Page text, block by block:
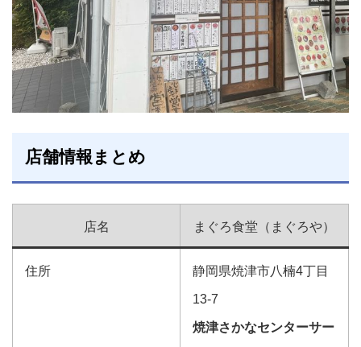
店舗情報まとめ
店名 まぐろ食堂（まぐろや）
住所 静岡県焼津市八楠4丁目
13-7
焼津さかなセンターサー